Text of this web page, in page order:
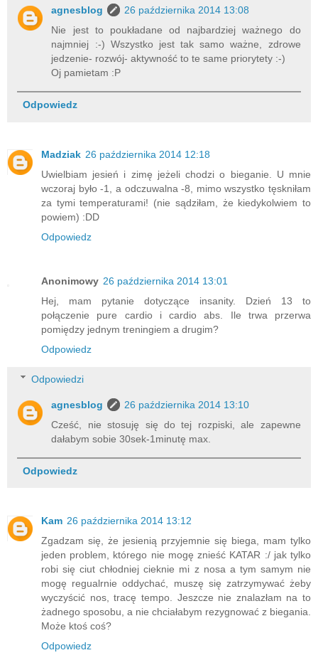
agnesblog
26 października 2014 13:08
Nie jest to poukładane od najbardziej ważnego do
najmniej :-) Wszystko jest tak samo ważne, zdrowe
jedzenie- rozwój- aktywność to te same priorytety :-)
Oj pamietam :P
Odpowiedz
Madziak 26 października 2014 12:18
Uwielbiam jesień i zimę jeżeli chodzi o bieganie. U mnie
wczoraj było -1, a odczuwalna -8, mimo wszystko tęskniłam
za tymi temperaturami! (nie sądziłam, że kiedykolwiem to
powiem) :DD
Odpowiedz
Anonimowy 26 października 2014 13:01
Hej, mam pytanie dotyczące insanity. Dzień 13 to
połączenie pure cardio i cardio abs. Ile trwa przerwa
pomiędzy jednym treningiem a drugim?
Odpowiedz
Odpowiedzi
agnesblog
26 października 2014 13:10
Cześć, nie stosuję się do tej rozpiski, ale zapewne
dałabym sobie 30sek-1minutę max.
Odpowiedz
Kam 26 października 2014 13:12
Zgadzam się, że jesienią przyjemnie się biega, mam tylko
jeden problem, którego nie mogę znieść KATAR :/ jak tylko
robi się ciut chłodniej cieknie mi z nosa a tym samym nie
mogę regualrnie oddychać, muszę się zatrzymywać żeby
wyczyścić nos, tracę tempo. Jeszcze nie znalazłam na to
żadnego sposobu, a nie chciałabym rezygnować z biegania.
Może ktoś coś?
Odpowiedz